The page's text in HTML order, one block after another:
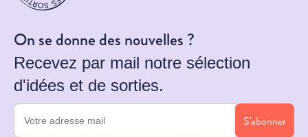
On se donne des nouvelles ?
Recevez par mail notre sélection
d'idées et de sorties.
S'abonner